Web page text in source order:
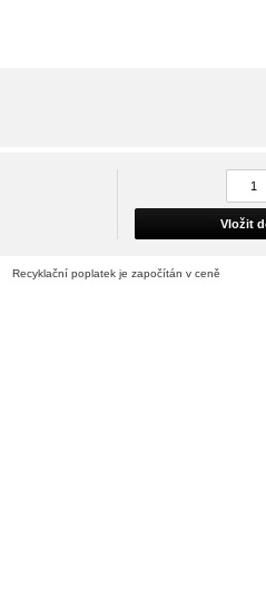
Vložit
Recyklační poplatek je započítán v ceně